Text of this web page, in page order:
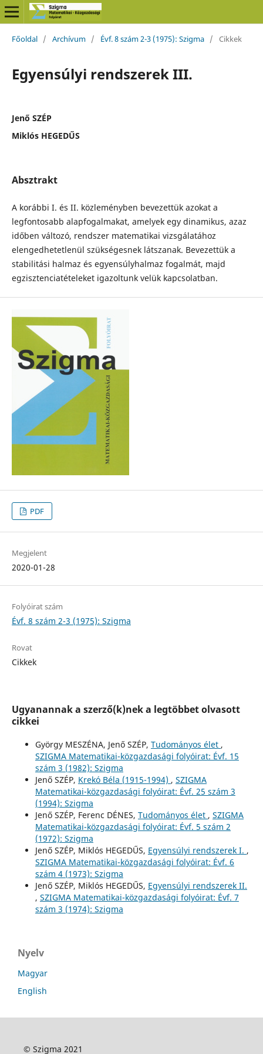
Főoldal / Archívum / Évf. 8 szám 2-3 (1975): Szigma / Cikkek
Egyensúlyi rendszerek III.
Jenő SZÉP
Miklós HEGEDŰS
Absztrakt
A korábbi I. és II. közleményben bevezettük azokat a
legfontosabb alapfogalmakat, amelyek egy dinamikus, azaz
időben változó, rendszer matematikai vizsgálatához
elengedhetetlenül szükségesnek látszanak. Bevezettük a
stabilitási halmaz és egyensúlyhalmaz fogalmát, majd
egzisztenciatételeket igazoltunk velük kapcsolatban.
PDF
Megjelent
2020-01-28
Folyóirat szám
Évf. 8 szám 2-3 (1975): Szigma
Rovat
Cikkek
Ugyanannak a szerző(k)nek a legtöbbet olvasott
cikkei
György MESZÉNA, Jenő SZÉP, Tudományos élet ,
SZIGMA Matematikai-közgazdasági folyóirat: Évf. 15
szám 3 (1982): Szigma
Jenő SZÉP, Krekó Béla (1915-1994) , SZIGMA
Matematikai-közgazdasági folyóirat: Évf. 25 szám 3
(1994): Szigma
Jenő SZÉP, Ferenc DÉNES, Tudományos élet , SZIGMA
Matematikai-közgazdasági folyóirat: Évf. 5 szám 2
(1972): Szigma
Jenő SZÉP, Miklós HEGEDŰS, Egyensúlyi rendszerek I. ,
SZIGMA Matematikai-közgazdasági folyóirat: Évf. 6
szám 4 (1973): Szigma
Jenő SZÉP, Miklós HEGEDŰS, Egyensúlyi rendszerek II.
, SZIGMA Matematikai-közgazdasági folyóirat: Évf. 7
szám 3 (1974): Szigma
Nyelv
Magyar
English
© Szigma 2021